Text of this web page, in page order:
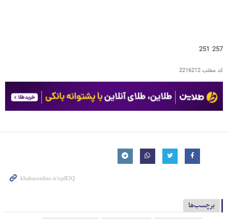
257 251
کد مطلب2216212
برچسب‌ها